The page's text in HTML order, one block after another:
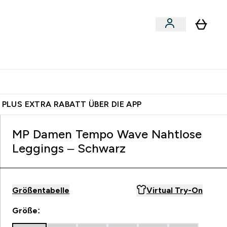
EXTRA RABATT ÜBER DIE APP
MP Damen Tempo Wave Nahtlose
Leggings – Schwarz
Größentabelle Virtual Try-On
Größe: